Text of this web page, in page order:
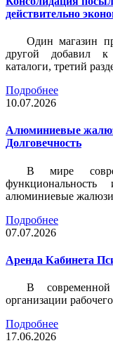
действительно
Один магазин
другой добавил к
каталоги, третий
Подробнее
10.07.2026
Алюминиевые
Долговечность
В мире
алюминиевые жалюзи
Подробнее
07.07.2026
Аренда Кабинета
В современной
организации
Подробнее
17.06.2026